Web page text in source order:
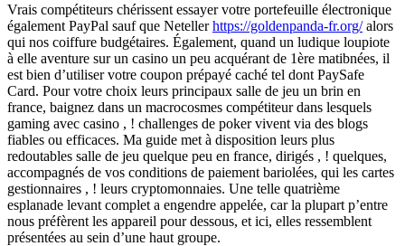
Vrais compétiteurs chérissent essayer votre portefeuille électronique
également PayPal sauf que Netellerhttps://goldenpanda-fr.org/alors
qui nos coiffure budgétaires. Également, quand un ludique loupiote
à elle aventure sur un casino un peu acquérant de 1ère matibnées, il
est bien d’utiliser votre coupon prépayé caché tel dont PaySafe
Card. Pour votre choix leurs principaux salle de jeu un brin en
france, baignez dans un macrocosmes compétiteur dans lesquels
gaming avec casino , ! challenges de poker vivent via des blogs
fiables ou efficaces. Ma guide met à disposition leurs plus
redoutables salle de jeu quelque peu en france, dirigés , ! quelques,
accompagnés de vos conditions de paiement bariolées, qui les cartes
gestionnaires , ! leurs cryptomonnaies. Une telle quatrième
esplanade levant complet a engendre appelée, car la plupart p’entre
nous préfèrent les appareil pour dessous, et ici, elles ressemblent
présentées au sein d’une haut groupe.